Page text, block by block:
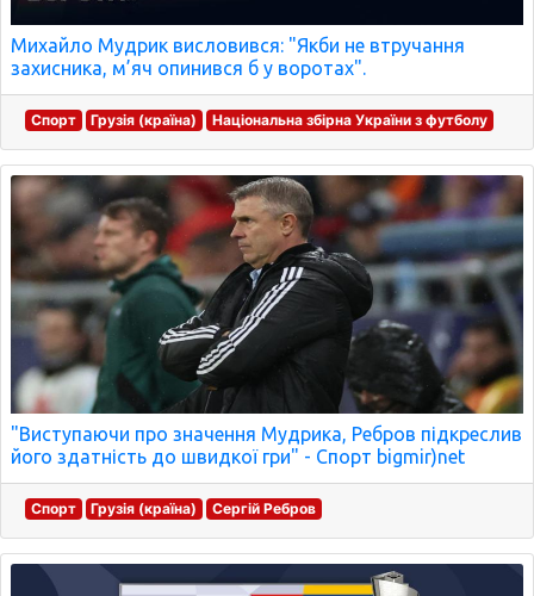
Михайло Мудрик висловився: "Якби не втручання
захисника, м’яч опинився б у воротах".
Спорт Грузія (країна) Національна збірна України з футболу
"Виступаючи про значення Мудрика, Ребров підкреслив
його здатність до швидкої гри" - Спорт bigmir)net
Спорт Грузія (країна) Сергій Ребров